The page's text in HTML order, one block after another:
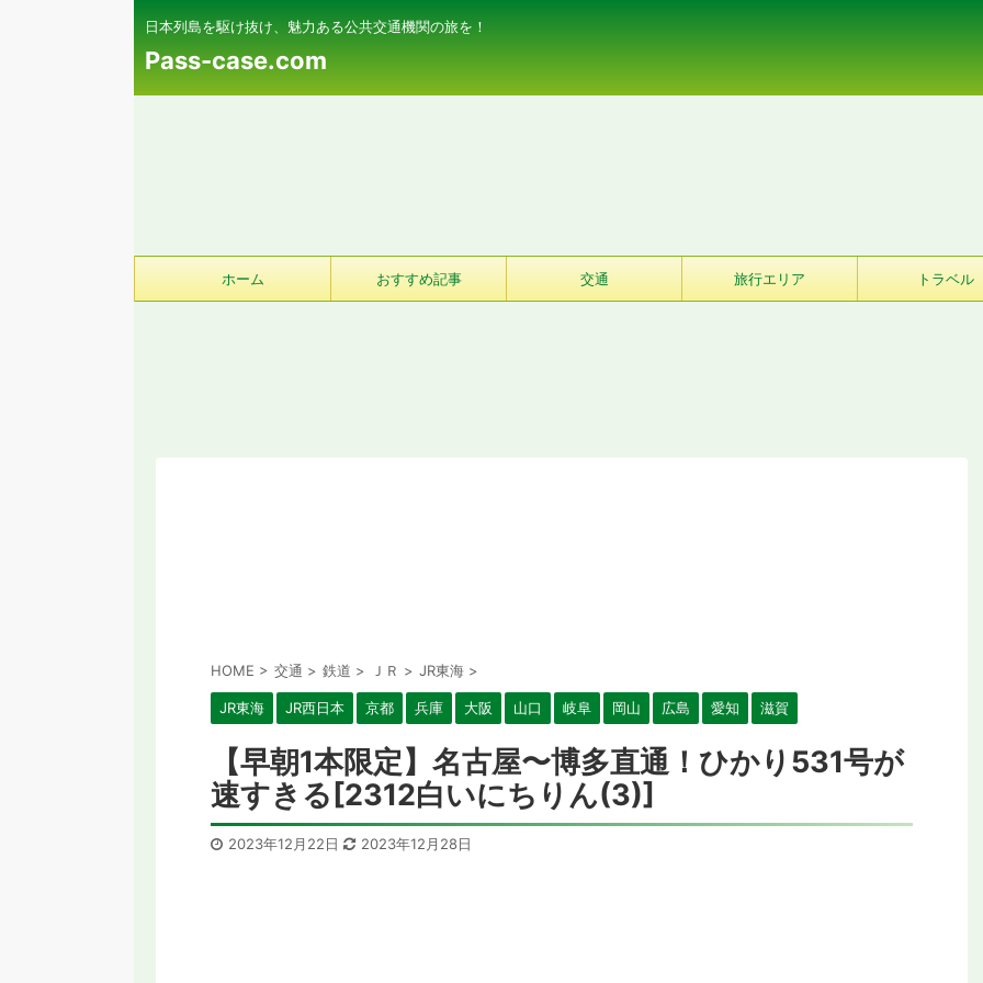
日本列島を駆け抜け、魅力ある公共交通機関の旅を！
Pass-case.com
ホーム おすすめ記事 交通 旅行エリア トラベル
HOME > 交通 > 鉄道 > ＪＲ > JR東海 >
JR東海 JR西日本 京都 兵庫 大阪 山口 岐阜 岡山 広島 愛知 滋賀
【早朝1本限定】名古屋〜博多直通！ひかり531号が
速すきる[2312白いにちりん(3)]
2023年12月22日 2023年12月28日